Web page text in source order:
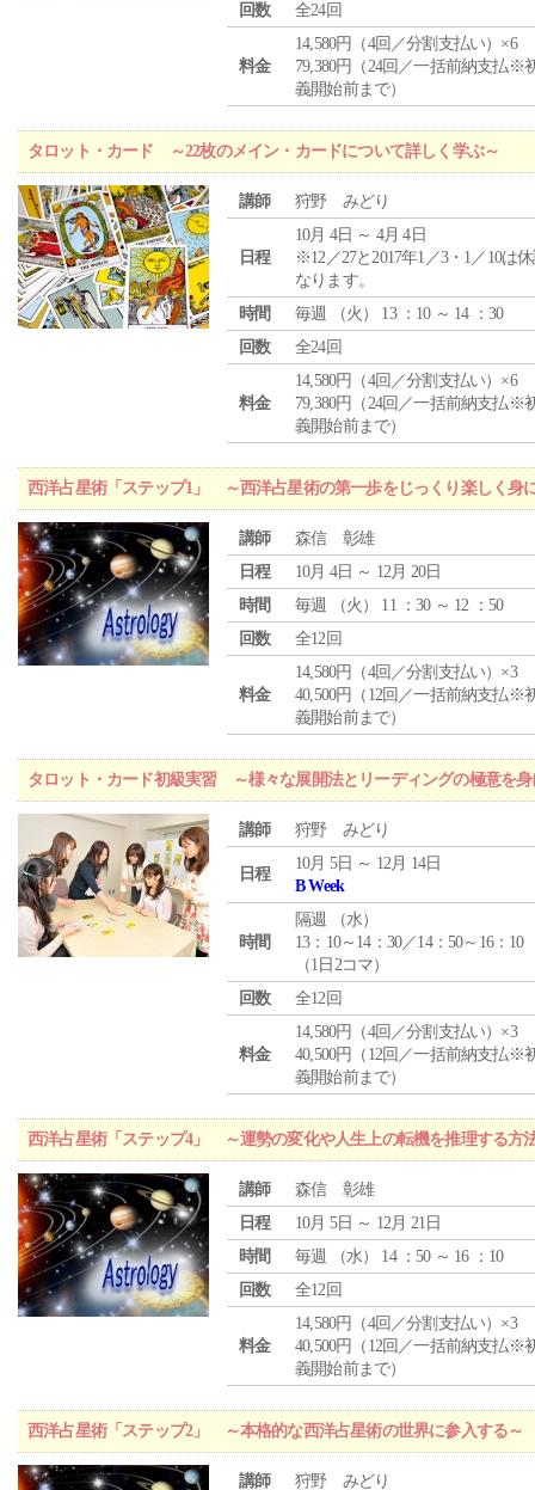
回数
全24回
料金
14,580円（4回／分割支払い）×6
79,380円（24回／一括前納支払※
義開始前まで）
タロット・カード ～22枚のメイン・カードについて詳しく学ぶ～
講師 狩野 みどり
日程
10月 4日 ～ 4月 4日
※12／27と2017年1／3・1／10は
なります。
時間
毎週 （火 ） 13 ：10 ～ 14 ：30
回数
全24回
料金
14,580円（4回／分割支払い）×6
79,380円（24回／一括前納支払※
義開始前まで）
西洋占星術「ステップ1」 ～西洋占星術の第一歩をじっくり楽しく身
講師
森信 彰雄
日程
10月 4日 ～ 12月 20日
時間
毎週 （火 ） 11 ：30 ～ 12 ：50
回数
全12回
料金
14,580円（4回／分割支払い）×3
40,500円（12回／一括前納支払※
義開始前まで）
タロット・カード初級実習 ～様々な展開法とリーディングの極意を身
講師 狩野 みどり
日程
10月 5日 ～ 12月 14日
B Week
時間
隔週 （水）
13：10～14：30／14：50～16：10
（1日2コマ）
回数
全12回
料金
14,580円（4回／分割支払い）×3
40,500円（12回／一括前納支払※
義開始前まで）
西洋占星術「ステップ4」 ～運勢の変化や人生上の転機を推理する方
講師
森信 彰雄
日程
10月 5日 ～ 12月 21日
時間
毎週 （水） 14 ：50 ～ 16 ：10
回数
全12回
料金
14,580円（4回／分割支払い）×3
40,500円（12回／一括前納支払※
義開始前まで）
西洋占星術「ステップ2」 ～本格的な西洋占星術の世界に参入する～
講師 狩野 みどり